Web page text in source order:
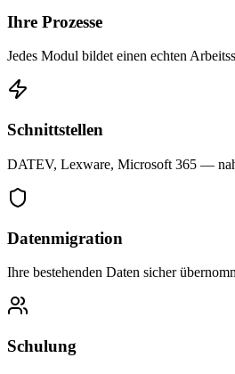
Ihre Prozesse
Jedes Modul bildet einen echten
Schnittstellen
DATEV, Lexware, Microsoft 365 —
Datenmigration
Ihre bestehenden Daten sicher
Schulung